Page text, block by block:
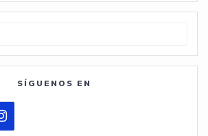
SÍGUENOS EN